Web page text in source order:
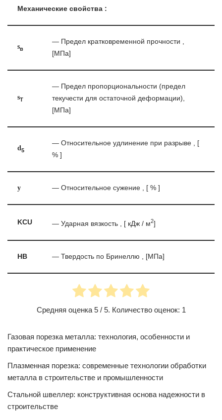
Механические свойства :
sв
— Предел кратковременной прочности ,
[МПа]
sT
— Предел пропорциональности (предел
текучести для остаточной деформации),
[МПа]
d5
— Относительное удлинение при разрыве , [
% ]
y — Относительное сужение , [ % ]
KCU — Ударная вязкость , [ кДж / м2]
HB — Твердость по Бринеллю , [МПа]
Средняя оценка 5/ 5. Количество оценок: 1
Газовая порезка металла: технология, особенности и
практическое применение
Плазменная порезка: современные технологии обработки
металла в строительстве и промышленности
Стальной швеллер: конструктивная основа надежности в
строительстве